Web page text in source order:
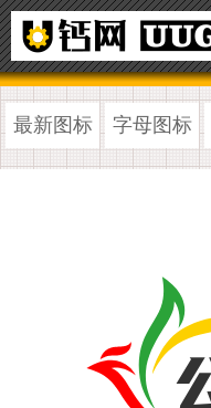
最新图标 字母图标